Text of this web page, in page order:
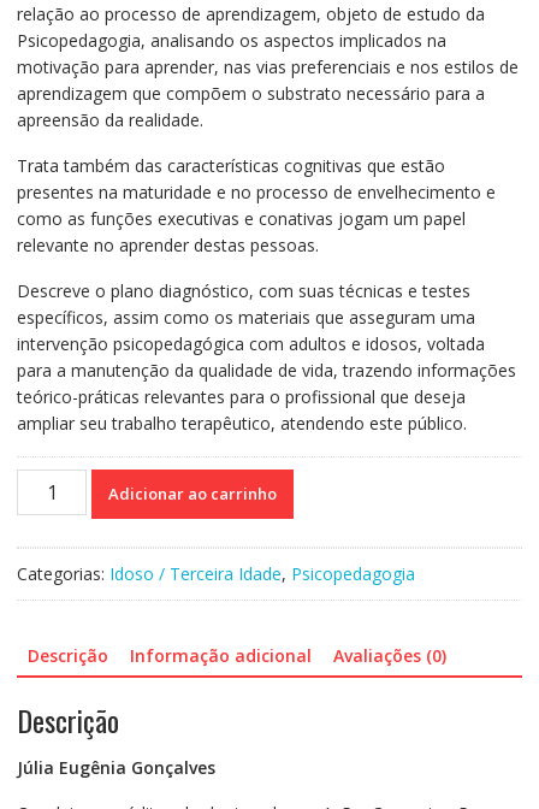
relação ao processo de aprendizagem, objeto de estudo da
Psicopedagogia, analisando os aspectos implicados na
motivação para aprender, nas vias preferenciais e nos estilos de
aprendizagem que compõem o substrato necessário para a
apreensão da realidade.
Trata também das características cognitivas que estão
presentes na maturidade e no processo de envelhecimento e
como as funções executivas e conativas jogam um papel
relevante no aprender destas pessoas.
Descreve o plano diagnóstico, com suas técnicas e testes
específicos, assim como os materiais que asseguram uma
intervenção psicopedagógica com adultos e idosos, voltada
para a manutenção da qualidade de vida, trazendo informações
teórico-práticas relevantes para o profissional que deseja
ampliar seu trabalho terapêutico, atendendo este público.
Psicopedagogia
Idosos
quantidade
Adicionar ao carrinho
Categorias: Idoso / Terceira Idade, Psicopedagogia
Descrição Informação adicional Avaliações (0)
Descrição
Júlia Eugênia Gonçalves